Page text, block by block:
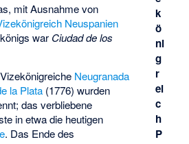
k
ö
ni
g
r
ei
c
h
P
mit Ausnahme von
Neuspanien
war Ciudad de los
Neugranada
la Plata (1776) wurden
das verbliebene
in etwa die heutigen
. Das Ende des